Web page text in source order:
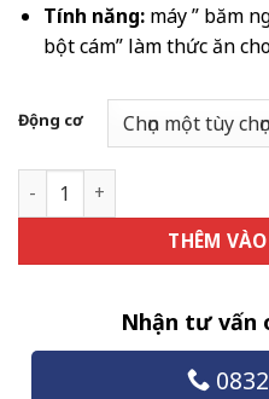
Tính năng:máy ” băm
bột cám” làm thức ăn
Động cơ
Máy băm nghiền cỏ C300 số
THÊM
Nhận tư vấn